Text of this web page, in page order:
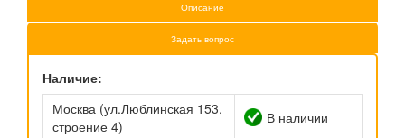
Описание
Задать вопрос
Наличие:
Москва (ул.Люблинская 153,
строение 4)
В наличии